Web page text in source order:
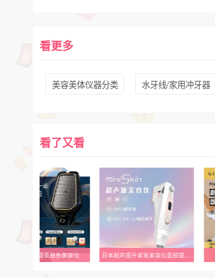
看更多
美容美体仪器分类 水牙线/家用冲牙器
看了又看
NOWMI家用提亮肤色美容仪 日本超声提升紧致美容仪面部提升嫩肤仪器去法令纹HIFU抗皱提拉刀